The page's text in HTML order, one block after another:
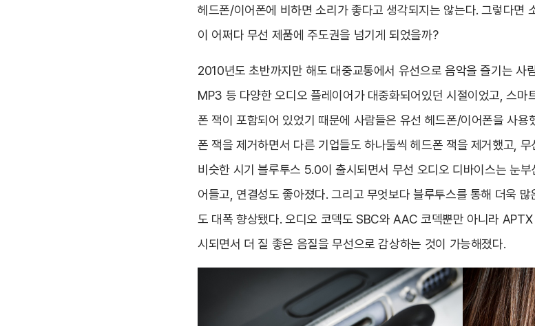
헤드폰/이어폰에 비하면 소리가 좋다고 생각되지는 않는다. 그렇다면
이 어쩌다 무선 제품에 주도권을 넘기게 되었을까?
2010년도 초반까지만 해도 대중교통에서 유선으로 음악을 즐기는 사
MP3 등 다양한 오디오 플레이어가 대중화되어있던 시절이었고, 스마
폰 잭이 포함되어 있었기 때문에 사람들은 유선 헤드폰/이어폰을 사
폰 잭을 제거하면서 다른 기업들도 하나둘씩 헤드폰 잭을 제거했고,
비슷한 시기 블루투스 5.0이 출시되면서 무선 오디오 디바이스는 눈
어들고, 연결성도 좋아졌다. 그리고 무엇보다 블루투스를 통해 더욱
도 대폭 향상됐다. 오디오 코덱도 SBC와 AAC 코덱뿐만 아니라
시되면서 더 질 좋은 음질을 무선으로 감상하는 것이 가능해졌다.